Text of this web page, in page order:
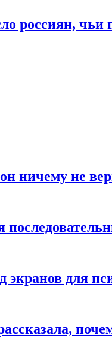
россиян, чьи
ничему не
экранов для